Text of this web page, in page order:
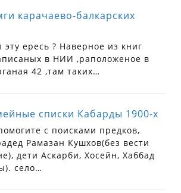
карачаево-балкарских
ересь ? Наверное из книг
в НИИ ,раположеное в
42 ,там таких…
списки Кабарды 1900-х
с поисками предков,
Рамазан Кушхов(без вести
дети Аскарби, Хосейн, Хаббад
село…